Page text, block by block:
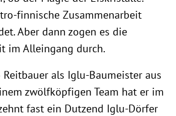
finnische Zusammenarbeit
Aber dann zogen es die
im Alleingang durch.
als Iglu-Baumeister aus
zwölfköpfigen Team hat er im
fast ein Dutzend Iglu-Dörfer